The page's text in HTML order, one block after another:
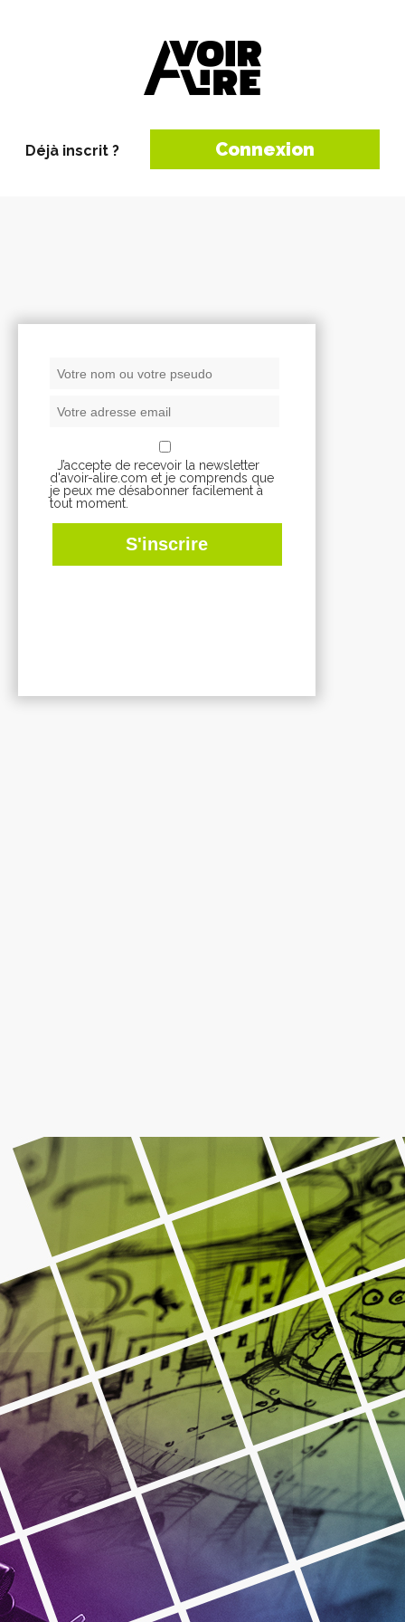
Déjà inscrit ? Connexion
J’accepte de recevoir la newsletter
d'avoir-alire.com et je comprends que
je peux me désabonner facilement à
tout moment.